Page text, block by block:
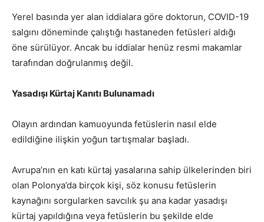
Yerel basında yer alan iddialara göre doktorun, COVID-19
salgını döneminde çalıştığı hastaneden fetüsleri aldığı
öne sürülüyor. Ancak bu iddialar henüz resmi makamlar
tarafından doğrulanmış değil.
Yasadışı Kürtaj Kanıtı Bulunamadı
Olayın ardından kamuoyunda fetüslerin nasıl elde
edildiğine ilişkin yoğun tartışmalar başladı.
Avrupa’nın en katı kürtaj yasalarına sahip ülkelerinden biri
olan Polonya’da birçok kişi, söz konusu fetüslerin
kaynağını sorgularken savcılık şu ana kadar yasadışı
kürtaj yapıldığına veya fetüslerin bu şekilde elde